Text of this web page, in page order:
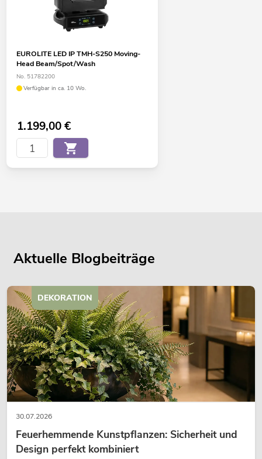
EUROLITE LED IP TMH-S250 Moving-
Head Beam/Spot/Wash
No. 51782200
Verfügbar in ca. 10 Wo.
1.199,00€
Aktuelle Blogbeiträge
30.07.2026
Feuerhemmende Kunstpflanzen: Sicherheit und
Design perfekt kombiniert
DEKORATION